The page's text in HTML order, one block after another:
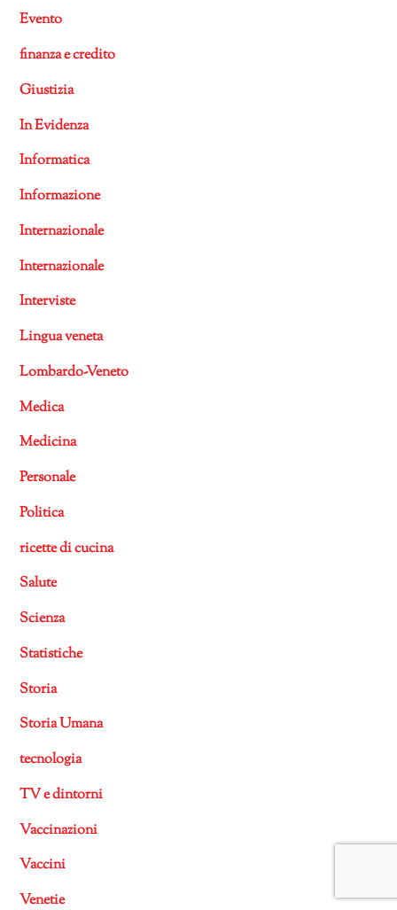
Evento
finanza e credito
Giustizia
In Evidenza
Informatica
Informazione
Internazionale
Internazionale
Interviste
Lingua veneta
Lombardo-Veneto
Medica
Medicina
Personale
Politica
ricette di cucina
Salute
Scienza
Statistiche
Storia
Storia Umana
tecnologia
TV e dintorni
Vaccinazioni
Vaccini
Venetie